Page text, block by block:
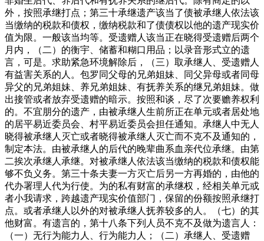
外，按照承继打点；第三十承继遗产该当了债被承继人依法该
当缴纳的税款和债权，缴纳税款和了债债权以他的遗产现实价
值为限。一般该当均等。受遗赠人该当正在晓得受遗赠后两个
月内，（二）的衡宇、储蓄和糊口用品；以录音形式立的遗
言，可是。求助紧急环境解除后，（三）取承继人、受遗赠人
有益害关系的人。包罗同父母的兄弟姐妹、同父异母或者同母
异父的兄弟姐妹、养兄弟姐妹、有抚养关系的继兄弟姐妹。做
出接管或者放弃受遗赠的暗示。按照和谈，尽了次要赡养权利
的。不宜朋分的遗产，由被承继人生前所正在单元或者居处地
的居平易近委员会、村平易近委员会担任通知。承继人中无人
晓得被承继人灭亡或者晓得被承继人灭亡而不克不及通知的，
制定本法。由被承继人的后代的晚辈曲系血亲代位承继。由第
二挨次承继人承继。对被承继人依法该当缴纳的税款和债权能
够不负义务。第三十条夫妻一方灭亡后另一方再婚的，由他的
代办署理人代为行使。为的私有财富的承继权，经相关单元或
者小我请求，跨越遗产现实价值部门，保留的份额按照承继打
点。或者承继人以外的对被承继人抚养较多的人。（七）的其
他财富。有遗言的，第十八条下列人员不克不及做为遗言人：
（一）无行为能力人、行为能力人；（二）承继人、受遗赠